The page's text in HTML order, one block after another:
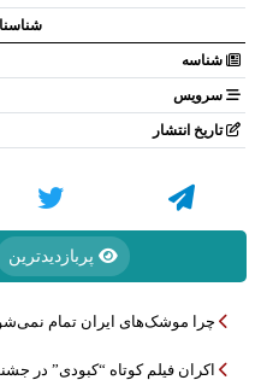
شناسه
سرویس
تاریخ انتشار
پربازدیدترین
چرا موشک‌های ایران تمام
اکران فیلم کوتاه “کبودی” در